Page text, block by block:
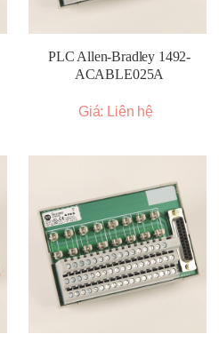
PLC Allen-Bradley 1492-
ACABLE025A
Giá: Liên hệ